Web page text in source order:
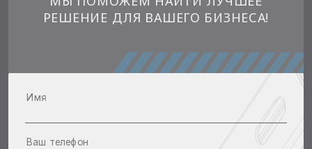
РЕШЕНИЕ ДЛЯ ВАШЕГО БИЗНЕСА!
Имя
Ваш телефон